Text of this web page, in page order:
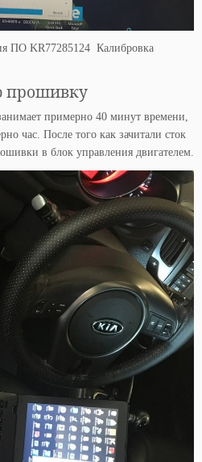
ПО KR77285124 Калибровка
прошивку
примерно 40 минут времени,
час. После того как зачитали сток
в блок управления двигателем.